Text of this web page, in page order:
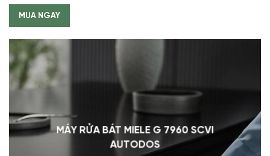
MUA NGAY
MÁY RỬA BÁT MIELE G 7960 SCVI
AUTODOS